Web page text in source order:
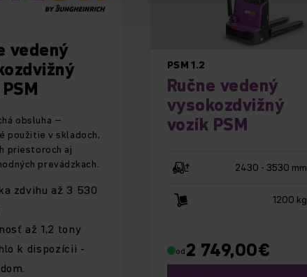
vedený
obsluha –
použitie v skladoch,
priestoroch aj
prevádzkach.
zdvihu až 3 530
až 1,2 tony
k dispozícii -
PSM 1.2
Ručne vedený
vysokozdvižný
vozík PSM
2430 - 3530 mm
1200 kg
od €
2 749,00